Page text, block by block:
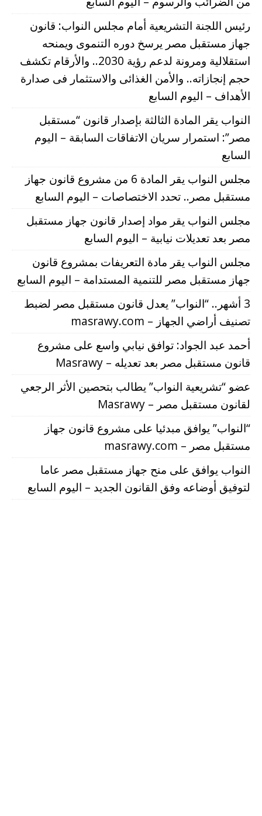
رئيس اللجنة التشريعية أمام مجلس النواب: قانون
جهاز مستقبل مصر يرسخ دوره التنموى ويمنحه
استقلالية ومرونة لدعم رؤية 2030.. والأرقام تكشف
حجم إنجازاته.. والأمن الغذائى والاستثمار فى صدارة
الأهداف – اليوم السابع
النواب يقر المادة الثالثة بإصدار قانون “مستقبل
مصر”: استمرار سريان الاتفاقات السابقة – اليوم
السابع
مجلس النواب يقر المادة 6 من مشروع قانون جهاز
مستقبل مصر.. تحدد الاختصاصات – اليوم السابع
مجلس النواب يقر مواد إصدار قانون جهاز مستقبل
مصر بعد تعديلات نيابية – اليوم السابع
مجلس النواب يقر مادة التعريفات بمشروع قانون
جهاز مستقبل مصر للتنمية المستدامة – اليوم السابع
3 أشهر.. “النواب” يعدل قانون مستقبل مصر لضبط
تصنيف أراضي الجهاز – masrawy.com
أحمد عبد الجواد: توافق نيابي واسع على مشروع
قانون مستقبل مصر بعد تعديله – Masrawy
عضو “تشريعية النواب” يطالب بتحصين الأثر الرجعي
لقانون مستقبل مصر – Masrawy
“النواب” يوافق مبدئيا على مشروع قانون جهاز
مستقبل مصر – masrawy.com
النواب يوافق على منح جهاز مستقبل مصر عاما
لتوفيق أوضاعه وفق القانون الجديد – اليوم السابع